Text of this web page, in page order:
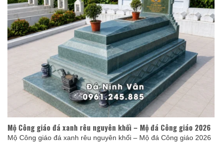
Mộ Công giáo đá xanh rêu nguyên khối – Mộ đá Công giáo 2026
Mộ Công giáo đá xanh rêu nguyên khối – Mộ đá Công giáo 2026